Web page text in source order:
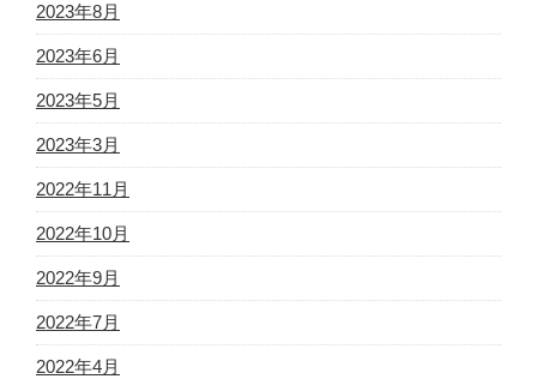
2023年8月
2023年6月
2023年5月
2023年3月
2022年11月
2022年10月
2022年9月
2022年7月
2022年4月